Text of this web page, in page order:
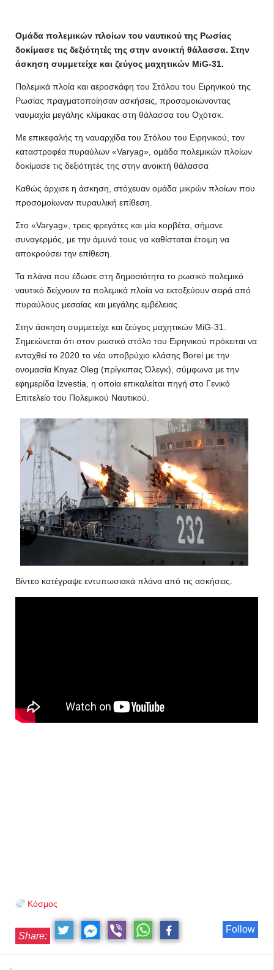
Oμάδα πολεμικών πλοίων του ναυτικού της Ρωσίας
δοκίμασε τις δεξιότητές της στην ανοικτή θάλασσα. Στην
άσκηση συμμετείχε και ζεύγος μαχητικών MiG-31.
Πολεμικά πλοία και αεροσκάφη του Στόλου του Ειρηνικού της
Ρωσίας πραγματοποίησαν ασκήσεις, προσομοιώνοντας
ναυμαχία μεγάλης κλίμακας στη θάλασσα του Οχότσκ.
Με επικεφαλής τη ναυαρχίδα του Στόλου του Ειρηνικού, τον
καταστροφέα πυραύλων «Varyag», ομάδα πολεμικών πλοίων
δοκίμασε τις δεξιότητές της στην ανοικτή θάλασσα
Καθώς άρχισε η άσκηση, στόχευαν ομάδα μικρών πλοίων που
προσομοίωναν πυραυλική επίθεση.
Στο «Varyag», τρεις φρεγάτες και μία κορβέτα, σήμανε
συναγερμός, με την άμυνά τους να καθίσταται έτοιμη να
αποκρούσει την επίθεση.
Τα πλάνα που έδωσε στη δημοσιότητα το ρωσικό πολεμικό
ναυτικό δείχνουν τα πολεμικά πλοία να εκτοξεύουν σειρά από
πυραύλους μεσαίας και μεγάλης εμβέλειας.
Στην άσκηση συμμετείχε και ζεύγος μαχητικών MiG-31.
Σημειώνεται ότι στον ρωσικό στόλο του Ειρηνικού πρόκειται να
ενταχθεί το 2020 το νέο υποβρύχιο κλάσης Borei με την
ονομασία Knyaz Oleg (πρίγκιπας Όλεγκ), σύμφωνα με την
εφημερίδα Izvestia, η οποία επικαλείται πηγή στο Γενικό
Επιτελείο του Πολεμικού Ναυτικού.
Βίντεο κατέγραψε εντυπωσιακά πλάνα από τις ασκήσεις.
Κόσμος
Follow
Share: